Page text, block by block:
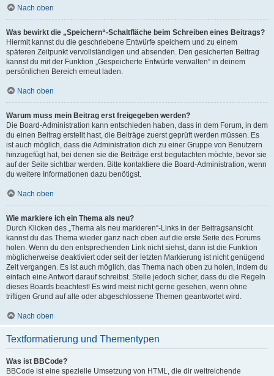
Nach oben
Was bewirkt die „Speichern“-Schaltfläche beim Schreiben eines Beitrags?
Hiermit kannst du die geschriebene Entwürfe speichern und zu einem
späteren Zeitpunkt vervollständigen und absenden. Den gesicherten Beitrag
kannst du mit der Funktion „Gespeicherte Entwürfe verwalten“ in deinem
persönlichen Bereich erneut laden.
Nach oben
Warum muss mein Beitrag erst freigegeben werden?
Die Board-Administration kann entschieden haben, dass in dem Forum, in dem
du einen Beitrag erstellt hast, die Beiträge zuerst geprüft werden müssen. Es
ist auch möglich, dass die Administration dich zu einer Gruppe von Benutzern
hinzugefügt hat, bei denen sie die Beiträge erst begutachten möchte, bevor sie
auf der Seite sichtbar werden. Bitte kontaktiere die Board-Administration, wenn
du weitere Informationen dazu benötigst.
Nach oben
Wie markiere ich ein Thema als neu?
Durch Klicken des „Thema als neu markieren“-Links in der Beitragsansicht
kannst du das Thema wieder ganz nach oben auf die erste Seite des Forums
holen. Wenn du den entsprechenden Link nicht siehst, dann ist die Funktion
möglicherweise deaktiviert oder seit der letzten Markierung ist nicht genügend
Zeit vergangen. Es ist auch möglich, das Thema nach oben zu holen, indem du
einfach eine Antwort darauf schreibst. Stelle jedoch sicher, dass du die Regeln
dieses Boards beachtest! Es wird meist nicht gerne gesehen, wenn ohne
triftigen Grund auf alte oder abgeschlossene Themen geantwortet wird.
Nach oben
Textformatierung und Thementypen
Was ist BBCode?
BBCode ist eine spezielle Umsetzung von HTML, die dir weitreichende